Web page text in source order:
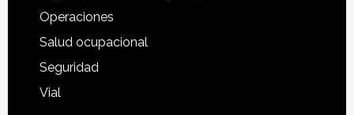
Operaciones
Salud ocupacional
Seguridad
Vial